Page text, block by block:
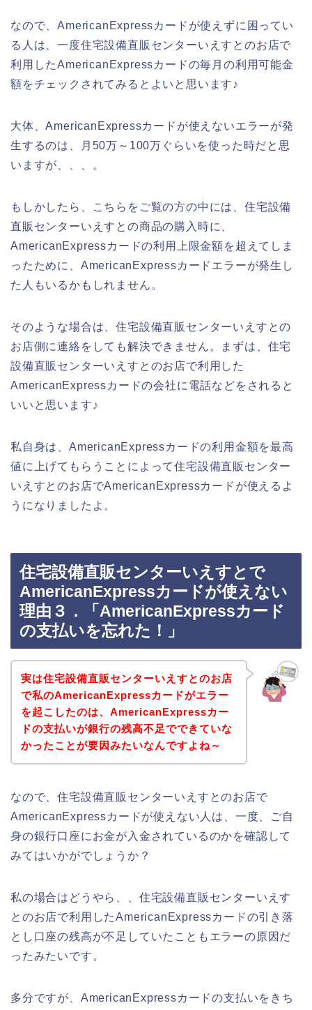
なので、AmericanExpressカードが使えずに困ってい
る人は、一度住宅設備直販センターいえすとのお店で
利用したAmericanExpressカードの毎月の利用可能金
額をチェックされてみるとよいと思います♪
大体、AmericanExpressカードが使えないエラーが発
生するのは、月50万～100万ぐらいを使った時だと思
いますが、、、。
もしかしたら、こちらをご覧の方の中には、住宅設備
直販センターいえすとの商品の購入時に、
AmericanExpressカードの利用上限金額を超えてしま
ったために、AmericanExpressカードエラーが発生し
た人もいるかもしれません。
そのような場合は、住宅設備直販センターいえすとの
お店側に連絡をしても解決できません。まずは、住宅
設備直販センターいえすとのお店で利用した
AmericanExpressカードの会社に電話などをされると
いいと思います♪
私自身は、AmericanExpressカードの利用金額を最高
値に上げてもらうことによって住宅設備直販センター
いえすとのお店でAmericanExpressカードが使えるよ
うになりましたよ。
住宅設備直販センターいえすとで
AmericanExpressカードが使えない
理由３．「AmericanExpressカード
の支払いを忘れた！」
実は住宅設備直販センターいえすとのお店
で私のAmericanExpressカードがエラー
を起こしたのは、AmericanExpressカー
ドの支払いが銀行の残高不足でできていな
かったことが要因みたいなんですよね～
なので、住宅設備直販センターいえすとのお店で
AmericanExpressカードが使えない人は、一度、ご自
身の銀行口座にお金が入金されているのかを確認して
みてはいかがでしょうか？
私の場合はどうやら、、住宅設備直販センターいえす
とのお店で利用したAmericanExpressカードの引き落
とし口座の残高が不足していたこともエラーの原因だ
ったみたいです。
多分ですが、AmericanExpressカードの支払いをきち